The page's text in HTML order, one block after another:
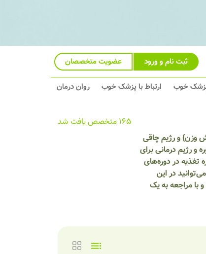
ثبت نام و ورود عضویت متخصصان
پزشک خوب ارتباط با پزشک خوب روان درمان
وزن) و رژیم چاقی
و رژیم درمانی برای
تغذیه در دوره‌های
در این
با مراجعه به یک
165 متخصص یافت شد